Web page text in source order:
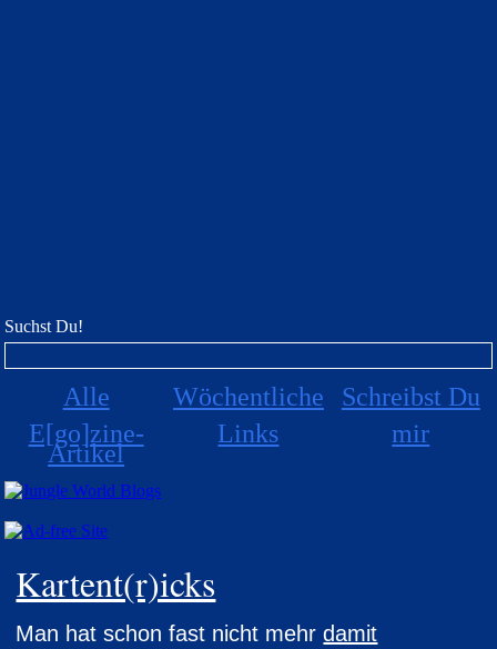
Kartent(r)icks
Man hat schon fast nicht mehrdamit
Suchst Du!
Alle
E[go]zine-
Artikel
Wöchentliche
Links
Schreibst Du
mir